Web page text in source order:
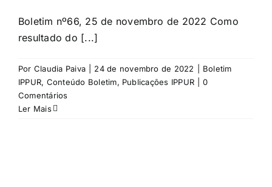
Boletim nº66, 25 de novembro de 2022 Como
resultado do [...]
Por Claudia Paiva 24 de novembro de 2022
Boletim
IPPUR, Conteúdo Boletim, Publicações IPPUR
0
Comentários
Ler Mais